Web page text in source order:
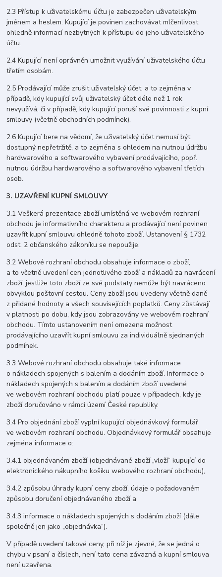
2.3 Přístup k uživatelskému účtu je zabezpečen uživatelským
jménem a heslem. Kupující je povinen zachovávat mlčenlivost
ohledně informací nezbytných k přístupu do jeho uživatelského
účtu.
2.4 Kupující není oprávněn umožnit využívání uživatelského účtu
třetím osobám.
2.5 Prodávající může zrušit uživatelský účet, a to zejména v
případě, kdy kupující svůj uživatelský účet déle než 1 rok
nevyužívá, či v případě, kdy kupující poruší své povinnosti z kupní
smlouvy (včetně obchodních podmínek).
2.6 Kupující bere na vědomí, že uživatelský účet nemusí být
dostupný nepřetržitě, a to zejména s ohledem na nutnou údržbu
hardwarového a softwarového vybavení prodávajícího, popř.
nutnou údržbu hardwarového a softwarového vybavení třetích
osob.
3. UZAVŘENÍ KUPNÍ SMLOUVY
3.1 Veškerá prezentace zboží umístěná ve webovém rozhraní
obchodu je informativního charakteru a prodávající není povinen
uzavřít kupní smlouvu ohledně tohoto zboží. Ustanovení § 1732
odst. 2 občanského zákoníku se nepoužije.
3.2 Webové rozhraní obchodu obsahuje informace o zboží,
a to včetně uvedení cen jednotlivého zboží a nákladů za navrácení
zboží, jestliže toto zboží ze své podstaty nemůže být navráceno
obvyklou poštovní cestou. Ceny zboží jsou uvedeny včetně daně
z přidané hodnoty a všech souvisejících poplatků. Ceny zůstávají
v platnosti po dobu, kdy jsou zobrazovány ve webovém rozhraní
obchodu. Tímto ustanovením není omezena možnost
prodávajícího uzavřít kupní smlouvu za individuálně sjednaných
podmínek.
3.3 Webové rozhraní obchodu obsahuje také informace
o nákladech spojených s balením a dodáním zboží. Informace o
nákladech spojených s balením a dodáním zboží uvedené
ve webovém rozhraní obchodu platí pouze v případech, kdy je
zboží doručováno v rámci území České republiky.
3.4 Pro objednání zboží vyplní kupující objednávkový formulář
ve webovém rozhraní obchodu. Objednávkový formulář obsahuje
zejména informace o:
3.4.1 objednávaném zboží (objednávané zboží „vloží“ kupující do
elektronického nákupního košíku webového rozhraní obchodu),
3.4.2 způsobu úhrady kupní ceny zboží, údaje o požadovaném
způsobu doručení objednávaného zboží a
3.4.3 informace o nákladech spojených s dodáním zboží (dále
společně jen jako „objednávka“).
V případě uvedení takové ceny, při níž je zjevné, že se jedná o
chybu v psaní a číslech, není tato cena závazná a kupní smlouva
není uzavřena.